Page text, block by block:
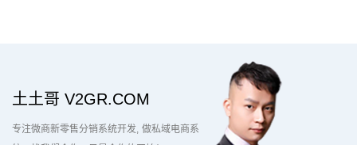
土土哥 V2GR.COM
专注微商新零售分销系统开发 做私域电商系